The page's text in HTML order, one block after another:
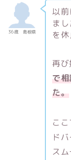
36歳 島根県
以
ま
を
再
で
た。
ここ
ド
ス